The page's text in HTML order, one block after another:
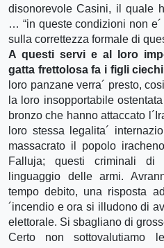
disonorevole Casini, il quale
… “in queste condizioni non
sulla correttezza formale di
A questi servi e al loro
gatta frettolosa fa i figli ciechi
loro panzane verra´ presto,
la loro insopportabile
bronzo che hanno attaccato
loro stessa legalita´
massacrato il popolo
Falluja; questi criminali di
linguaggio delle armi.
tempo debito, una risposta
´incendio e ora si illudono di
elettorale. Si sbagliano di
Certo non sottovalutiamo